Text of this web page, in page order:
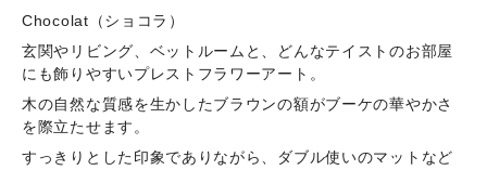
Chocolat（ショコラ）
玄関やリビング、ベットルームと、どんなテイストのお部屋
にも飾りやすいプレストフラワーアート。
木の自然な質感を生かしたブラウンの額がブーケの華やかさ
を際立たせます。
すっきりとした印象でありながら、ダブル使いのマットなど